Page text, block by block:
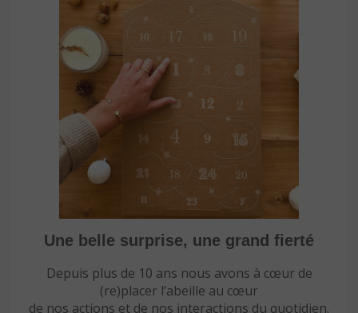
Une belle surprise, une grand fierté
Depuis plus de 10 ans nous avons à cœur de
(re)placer l’abeille au cœur
de nos actions et de nos interactions du quotidien.